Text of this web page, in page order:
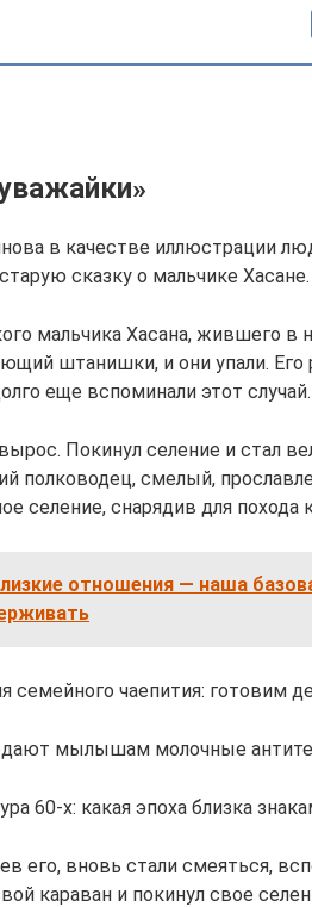
в качестве иллюстрации
сказку о мальчике Хасане.
мальчика Хасана, жившего в
штанишки, и они упали. Его
еще вспоминали этот случай.
Покинул селение и стал
полководец, смелый,
селение, снарядив для похода
отношения — наша
семейного чаепития: готовим
мылышам молочные
60-х: какая эпоха близка
его, вновь стали смеяться,
караван и покинул свое